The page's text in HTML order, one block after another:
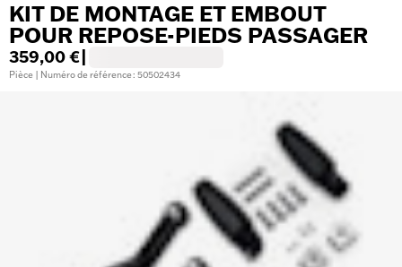
KIT DE MONTAGE ET EMBOUT
POUR REPOSE-PIEDS PASSAGER
359,00 €
Pièce | Numéro de référence : 50502434